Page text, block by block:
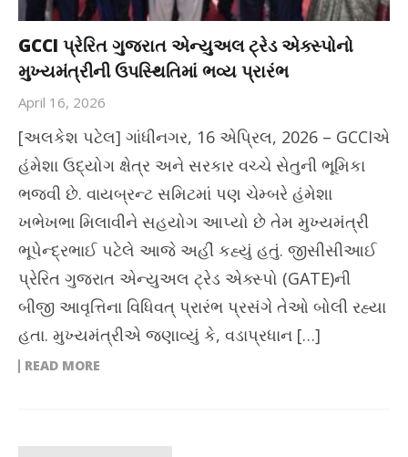
GCCI પ્રેરિત ગુજરાત એન્યુઅલ ટ્રેડ એક્સ્પોનો
મુખ્યમંત્રીની ઉપસ્થિતિમાં ભવ્ય પ્રારંભ
April 16, 2026
[અલકેશ પટેલ] ગાંધીનગર, 16 એપ્રિલ, 2026 – GCCIએ
હંમેશા ઉદ્યોગ ક્ષેત્ર અને સરકાર વચ્ચે સેતુની ભૂમિકા
ભજવી છે. વાયબ્રન્ટ સમિટમાં પણ ચેમ્બરે હંમેશા
ખભેખભા મિલાવીને સહયોગ આપ્યો છે તેમ મુખ્યમંત્રી
ભૂપેન્દ્રભાઈ પટેલે આજે અહીં કહ્યું હતું. જીસીસીઆઈ
પ્રેરિત ગુજરાત એન્યુઅલ ટ્રેડ એક્સ્પો (GATE)ની
બીજી આવૃત્તિના વિધિવત્ પ્રારંભ પ્રસંગે તેઓ બોલી રહ્યા
હતા. મુખ્યમંત્રીએ જણાવ્યું કે, વડાપ્રધાન […]
READ MORE